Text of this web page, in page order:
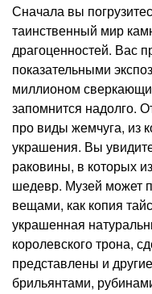
Сначала вы
таинственный мир
драгоценностей. Вас
показательными
миллионом
запомнится надолго.
про виды жемчуга, из
украшения. Вы
раковины, в которых
шедевр. Музей может
вещами, как копия
украшенная
королевского трона,
представлены и
брильянтами,